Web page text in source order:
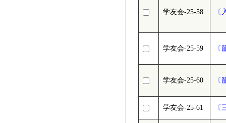
学友会-25-58
学友会-25-59
学友会-25-60
学友会-25-61